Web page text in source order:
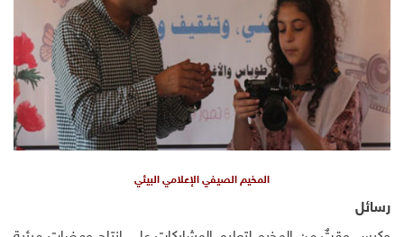
المخيم الصيفي الإعلامي البيئي
رسائل